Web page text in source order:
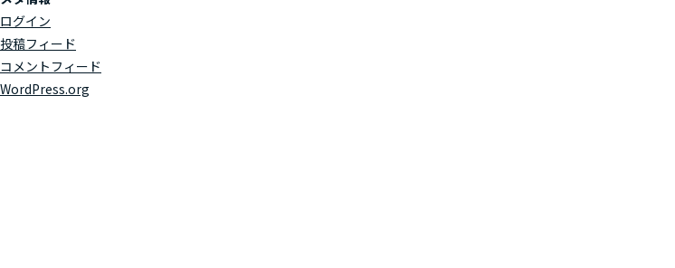
ログイン
投稿フィード
コメントフィード
WordPress.org